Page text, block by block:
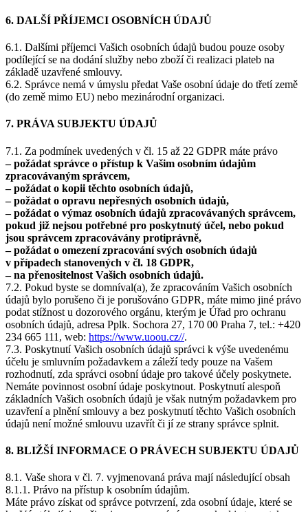
6. DALŠÍ PŘÍJEMCI OSOBNÍCH ÚDAJŮ
6.1. Dalšími příjemci Vašich osobních údajů budou pouze osoby
podílející se na dodání služby nebo zboží či realizaci plateb na
základě uzavřené smlouvy.
6.2. Správce nemá v úmyslu předat Vaše osobní údaje do třetí země
(do země mimo EU) nebo mezinárodní organizaci.
7. PRÁVA SUBJEKTU ÚDAJŮ
7.1. Za podmínek uvedených v čl. 15 až 22 GDPR máte právo
– požádat správce o přístup k Vašim osobním údajům
zpracovávaným správcem,
– požádat o kopii těchto osobních údajů,
– požádat o opravu nepřesných osobních údajů,
– požádat o výmaz osobních údajů zpracovávaných správcem,
pokud již nejsou potřebné pro poskytnutý účel, nebo pokud
jsou správcem zpracovávány protiprávně,
– požádat o omezení zpracování svých osobních údajů
v případech stanovených v čl. 18 GDPR,
– na přenositelnost Vašich osobních údajů.
7.2. Pokud byste se domníval(a), že zpracováním Vašich osobních
údajů bylo porušeno či je porušováno GDPR, máte mimo jiné právo
podat stížnost u dozorového orgánu, kterým je Úřad pro ochranu
osobních údajů, adresa Pplk. Sochora 27, 170 00 Praha 7, tel.: +420
234 665 111, web: https://www.uoou.cz//.
7.3. Poskytnutí Vašich osobních údajů správci k výše uvedenému
účelu je smluvním požadavkem a záleží tedy pouze na Vašem
rozhodnutí, zda správci osobní údaje pro takové účely poskytnete.
Nemáte povinnost osobní údaje poskytnout. Poskytnutí alespoň
základních Vašich osobních údajů je však nutným požadavkem pro
uzavření a plnění smlouvy a bez poskytnutí těchto Vašich osobních
údajů není možné smlouvu uzavřít či jí ze strany správce splnit.
8. BLIŽŠÍ INFORMACE O PRÁVECH SUBJEKTU ÚDAJŮ
8.1. Vaše shora v čl. 7. vyjmenovaná práva mají následující obsah
8.1.1. Právo na přístup k osobním údajům.
Máte právo získat od správce potvrzení, zda osobní údaje, které se